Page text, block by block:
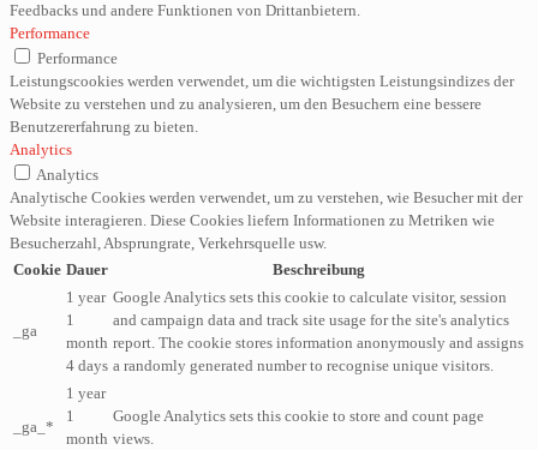
Feedbacks und andere Funktionen von Drittanbietern.
Performance
Performance
Leistungscookies werden verwendet, um die wichtigsten Leistungsindizes der
Website zu verstehen und zu analysieren, um den Besuchern eine bessere
Benutzererfahrung zu bieten.
Analytics
Analytics
Analytische Cookies werden verwendet, um zu verstehen, wie Besucher mit der
Website interagieren. Diese Cookies liefern Informationen zu Metriken wie
Besucherzahl, Absprungrate, Verkehrsquelle usw.
Cookie Dauer Beschreibung
_ga
1 year
1
month
4 days
Google Analytics sets this cookie to calculate visitor, session
and campaign data and track site usage for the site's analytics
report. The cookie stores information anonymously and assigns
a randomly generated number to recognise unique visitors.
_ga_*
1 year
1
month
Google Analytics sets this cookie to store and count page
views.